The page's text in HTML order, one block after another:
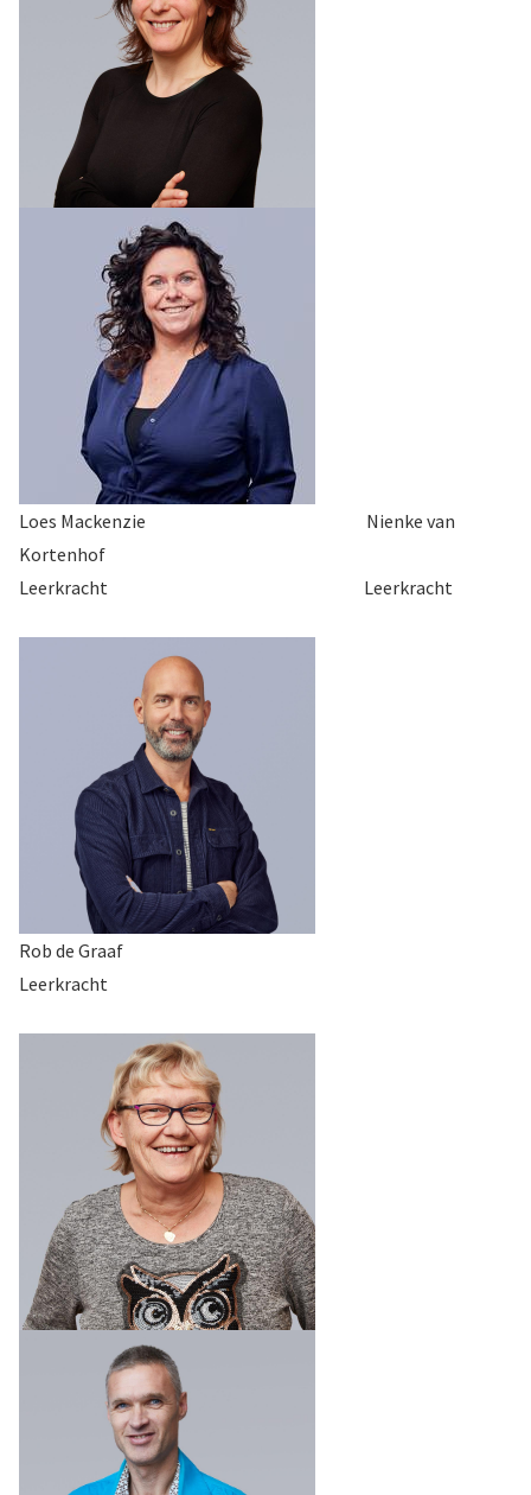
Loes Mackenzie Nienke van
Kortenhof
Leerkracht Leerkracht
Rob de Graaf
Leerkracht